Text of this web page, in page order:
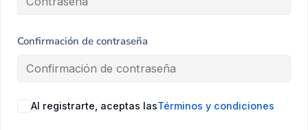
Confirmación de contraseña
Al registrarte, aceptas lasTérminos y condiciones